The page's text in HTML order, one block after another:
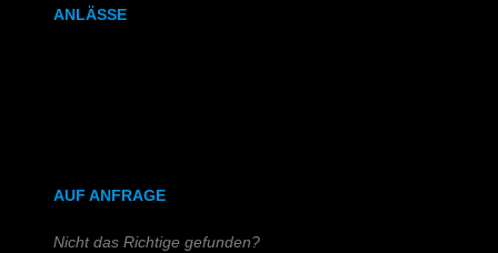
ANLÄSSE
AUF ANFRAGE
Nicht das Richtige gefunden?